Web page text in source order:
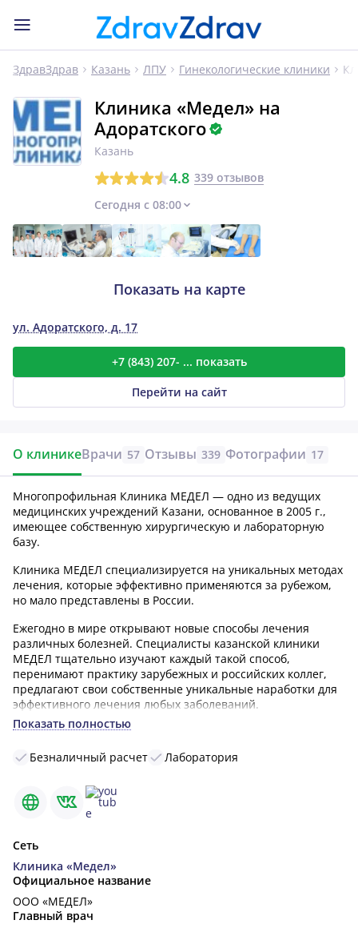
ЗдравЗдрав Казань ЛПУ Гинекологические клиники
Клиника «Медел» на
Адоратского
Казань
4.8 339 отзывов
Сегодня с 08:00
ул. Адоратского, д. 17
+7 (843) 207- ... показать
Перейти на сайт
Показать на карте
О клиникеВрачи 57 Отзывы 339 Фотографии 17
Многопрофильная Клиника МЕДЕЛ — одно из ведущих
медицинских учреждений Казани, основанное в 2005 г.,
имеющее собственную хирургическую и лабораторную
базу.
Клиника МЕДЕЛ специализируется на уникальных методах
лечения, которые эффективно применяются за рубежом,
но мало представлены в России.
Ежегодно в мире открывают новые способы лечения
различных болезней. Специалисты казанской клиники
МЕДЕЛ тщательно изучают каждый такой способ,
перенимают практику зарубежных и российских коллег,
предлагают свои собственные уникальные наработки для
эффективного лечения любых заболеваний.
Показать полностью
Безналичный расчет Лаборатория
Сеть
Клиника «Медел»
Официальное название
ООО «МЕДЕЛ»
Главный врач